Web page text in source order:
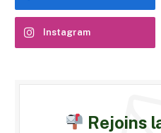
Instagram
Rejoins